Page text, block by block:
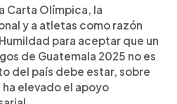
Carta Olímpica, la
y a atletas como razón
para aceptar que un
de Guatemala 2025 no es
del país debe estar, sobre
elevado el apoyo